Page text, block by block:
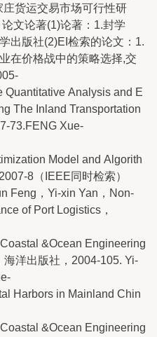
货运交易市场可行性研
文论著(1)论著：1.封学
出版社(2)EI检索的论文：1.
在价格战中的策略选择,交
Analysis and E
The Inland Transportation
73.FENG Xue-
Model and Algorith
8（IEEE同时检索）
Feng，Yi-xin Yan，Non-
of Port Logistics，
&Ocean Engineering
洋出版社，2004-105. Yi-
Harbors in Mainland Chin
&Ocean Engineering